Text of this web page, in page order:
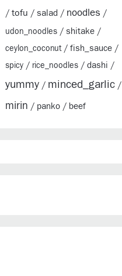
/ tofu / salad / noodles /
udon_noodles / shitake /
ceylon_coconut / fish_sauce /
spicy / rice_noodles / dashi /
yummy / minced_garlic /
mirin / panko / beef